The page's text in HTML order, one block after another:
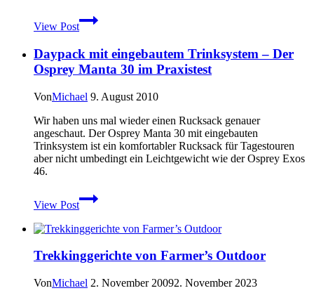
View Post2
Kochsysteme
–
Optimus
Weekend
Starter
Kit
Daypack mit eingebautem Trinksystem – Der
Osprey Manta 30 im Praxistest
VonMichael 9. August 2010
Wir haben uns mal wieder einen Rucksack genauer
angeschaut. Der Osprey Manta 30 mit eingebauten
Trinksystem ist ein komfortabler Rucksack für Tagestouren
aber nicht umbedingt ein Leichtgewicht wie der Osprey Exos
46.
View Post
Daypack
mit
Trinksystem
Der
Manta
Trekkinggerichte von Farmer’s Outdoor
VonMichael 2. November 20092. November 2023